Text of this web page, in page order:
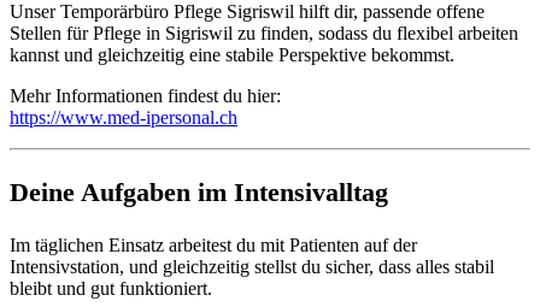
Unser Temporärbüro Pflege Sigriswil hilft dir, passende offene
Stellen für Pflege in Sigriswil zu finden, sodass du flexibel arbeiten
kannst und gleichzeitig eine stabile Perspektive bekommst.
Mehr Informationen findest du hier:
https://www.med-ipersonal.ch
Deine Aufgaben im Intensivalltag
Im täglichen Einsatz arbeitest du mit Patienten auf der
Intensivstation, und gleichzeitig stellst du sicher, dass alles stabil
bleibt und gut funktioniert.